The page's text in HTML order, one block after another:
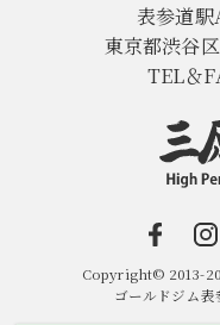
表参道
東京都渋谷
TEL＆
Copyright© 2013-
ゴールドジム